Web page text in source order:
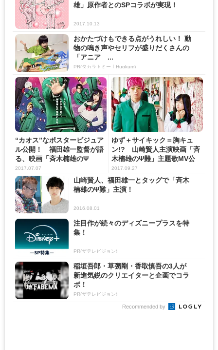
雄」原作者とのSPコラボが実現！
2017.10.13
おかたづけもできる点がうれしい！ 動
物の鳴き声やセリフが盛りだくさんの
「アニア ...
PR(タカラトミー｜Hugkum)
“カオス”なポスタービジュア
ル公開！ 福田雄一監督が語
る、映画「斉木楠雄のΨ
難」...
2017.07.07
ゆず＋サイキック＝胸キュ
ン!? 山崎賢人主演映画「斉
木楠雄のΨ難」主題歌MV公
開...
2017.09.27
山崎賢人、福田雄一とタッグで「斉木
楠雄のΨ難」主演！
2016.08.01
注目作が続々のディズニープラスを特
集！
PR(ザテレビジョン)
稲垣吾郎・草彅剛・香取慎吾の3人が
新進気鋭のクリエイターと企画でコラ
ボ！
PR(ザテレビジョン)
Recommended by